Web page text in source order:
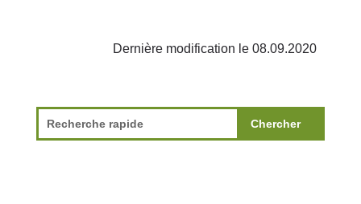
Dernière modification le 08.09.2020